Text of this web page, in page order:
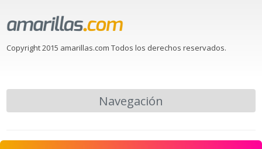
Copyright 2015 amarillas.com Todos los derechos reservados.
Navegación